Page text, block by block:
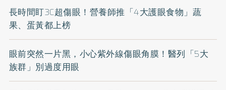
長時間盯3C超傷眼！營養師推「4大護眼食物」蔬
果、蛋黃都上榜
眼前突然一片黑，小心紫外線傷眼角膜！醫列「5大
族群」別過度用眼